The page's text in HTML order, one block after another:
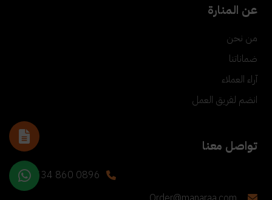
عن المنارة
من نحن
ضماناتنا
آراء العملاء
انضم لفريق العمل
تواصل معنا
+90 534 860 0896